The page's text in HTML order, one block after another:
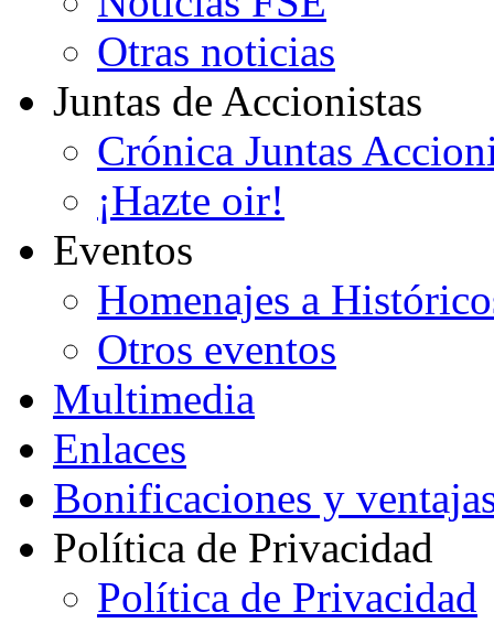
Otras noticias
Juntas de Accionistas
Crónica Juntas
¡Hazte oir!
Eventos
Homenajes a
Otros eventos
Multimedia
Enlaces
Bonificaciones y
Política de Privacidad
Política de Privacidad